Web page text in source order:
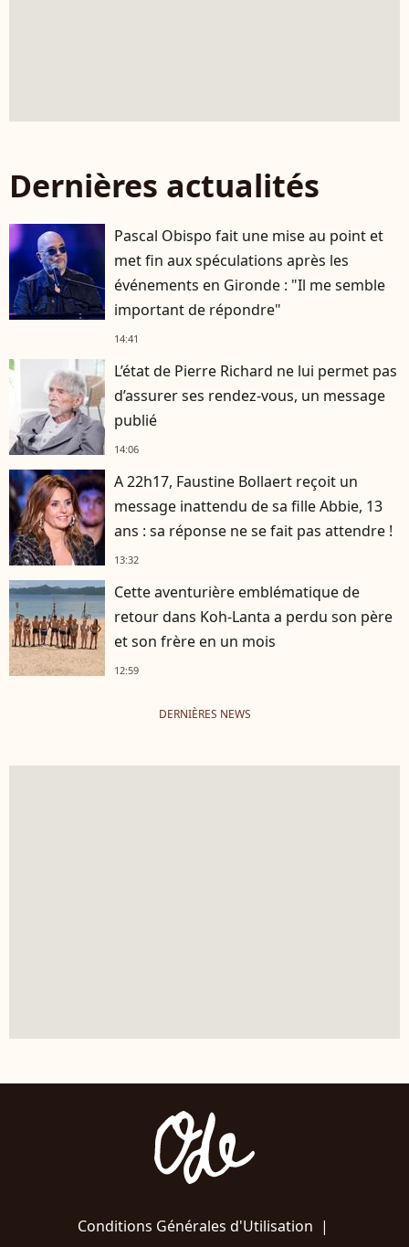
Dernières actualités
Pascal Obispo fait une mise au point et
met fin aux spéculations après les
événements en Gironde : "Il me semble
important de répondre"
14:41
L’état de Pierre Richard ne lui permet pas
d’assurer ses rendez-vous, un message
publié
14:06
A 22h17, Faustine Bollaert reçoit un
message inattendu de sa fille Abbie, 13
ans : sa réponse ne se fait pas attendre !
13:32
Cette aventurière emblématique de
retour dans Koh-Lanta a perdu son père
et son frère en un mois
12:59
DERNIÈRES NEWS
Conditions Générales d'Utilisation |